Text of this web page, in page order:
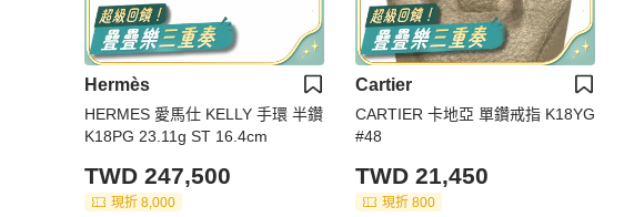
Hermès
HERMES 愛馬仕 KELLY 手環 半鑽
K18PG 23.11g ST 16.4cm
TWD 247,500
現折 8,000
Cartier
CARTIER 卡地亞 單鑽戒指 K18YG
#48
TWD 21,450
現折 800